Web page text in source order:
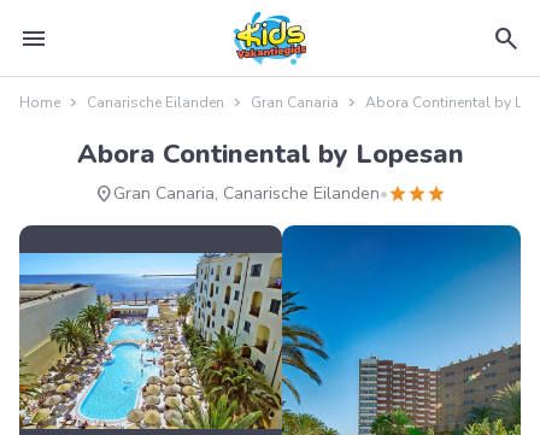
menu search
Home Canarische Eilanden Gran Canaria Abora Continental by
Abora Continental by Lopesan
location_onGran Canaria, Canarische Eilanden•starstarstar